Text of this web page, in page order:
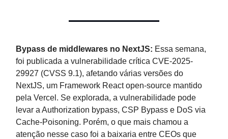
Bypass de middlewares no NextJS: Essa semana,
foi publicada a vulnerabilidade crítica CVE-2025-
29927 (CVSS 9.1), afetando várias versões do
NextJS, um Framework React open-source mantido
pela Vercel. Se explorada, a vulnerabilidade pode
levar a Authorization bypass, CSP Bypass e DoS via
Cache-Poisoning. Porém, o que mais chamou a
atenção nesse caso foi a baixaria entre CEOs que